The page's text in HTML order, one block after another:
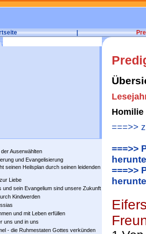
|
Auserwählten
und Evangelisierung
seinen Heilsplan durch seinen leidenden
Liebe
sein Evangelium sind unsere Zukunft
Kindwerden
und mit Leben erfüllen
uns und in uns
- die Ruhmestaten Gottes verkünden
Homilie
===>>
===>>
===>>